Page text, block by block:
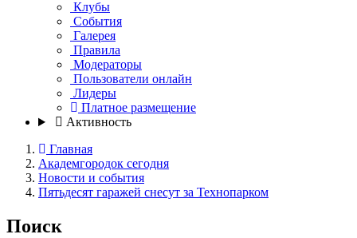
Клубы
События
Галерея
Правила
Модераторы
Пользователи онлайн
Лидеры
Платное размещение
Активность
Главная
Академгородок сегодня
Новости и события
Пятьдесят гаражей снесут за Технопарком
Поиск